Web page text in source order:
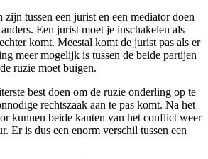
tussen een jurist en een mediator doen
Een jurist moet je inschakelen als
komt. Meestal komt de jurist pas als er
meer mogelijk is tussen de beide partijen
ruzie moet buigen.
best doen om de ruzie onderling op te
rechtszaak aan te pas komt. Na het
kunnen beide kanten van het conflict weer
Er is dus een enorm verschil tussen een